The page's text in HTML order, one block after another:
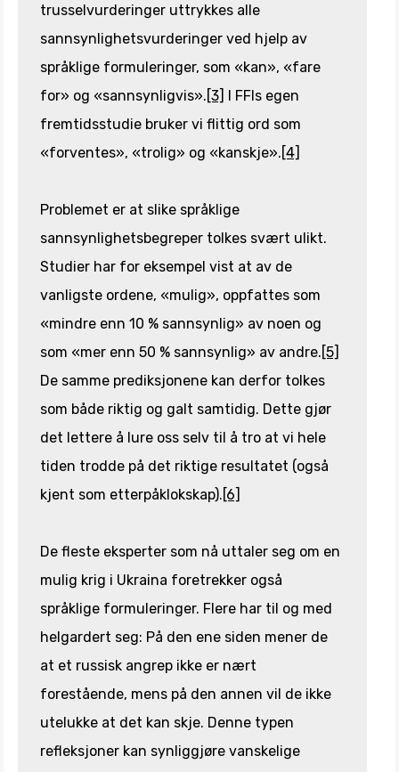
trusselvurderinger uttrykkes alle
sannsynlighetsvurderinger ved hjelp av
språklige formuleringer, som «kan», «fare
for» og «sannsynligvis».[3] I FFIs egen
fremtidsstudie bruker vi flittig ord som
«forventes», «trolig» og «kanskje».[4]
Problemet er at slike språklige
sannsynlighetsbegreper tolkes svært ulikt.
Studier har for eksempel vist at av de
vanligste ordene, «mulig», oppfattes som
«mindre enn 10 % sannsynlig» av noen og
som «mer enn 50 % sannsynlig» av andre.[5]
De samme prediksjonene kan derfor tolkes
som både riktig og galt samtidig. Dette gjør
det lettere å lure oss selv til å tro at vi hele
tiden trodde på det riktige resultatet (også
kjent som etterpåklokskap).[6]
De fleste eksperter som nå uttaler seg om en
mulig krig i Ukraina foretrekker også
språklige formuleringer. Flere har til og med
helgardert seg: På den ene siden mener de
at et russisk angrep ikke er nært
forestående, mens på den annen vil de ikke
utelukke at det kan skje. Denne typen
refleksjoner kan synliggjøre vanskelige